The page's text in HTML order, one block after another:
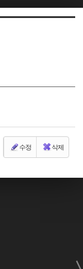
수정 삭제